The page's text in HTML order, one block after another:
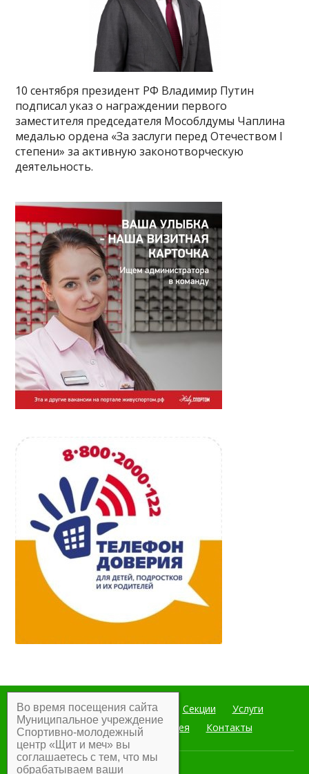
10 сентября президент РФ Владимир Путин
подписал указ о награждении первого
заместителя председателя Мособлдумы Чаплина
медалью ордена «За заслуги перед Отечеством I
степени» за активную законотворческую
деятельность.
Главная Мероприятия Секции
Услуги
Документы
Фотогалерея Контакты
Во время посещения сайта
Муниципальное учреждение
Спортивно-молодежный
центр «Щит и меч» вы
соглашаетесь с тем, что мы
обрабатываем ваши